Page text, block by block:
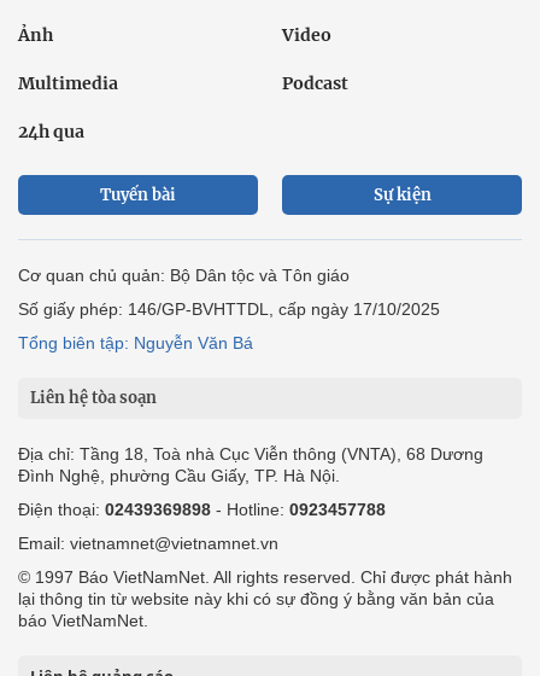
Ảnh Video
Multimedia Podcast
24h qua
Tuyến bài Sự kiện
Cơ quan chủ quản: Bộ Dân tộc và Tôn giáo
Số giấy phép: 146/GP-BVHTTDL, cấp ngày 17/10/2025
Tổng biên tập: Nguyễn Văn Bá
Liên hệ tòa soạn
Địa chỉ: Tầng 18, Toà nhà Cục Viễn thông (VNTA), 68 Dương
Đình Nghệ, phường Cầu Giấy, TP. Hà Nội.
Điện thoại: 02439369898 - Hotline: 0923457788
Email: vietnamnet@vietnamnet.vn
© 1997 Báo VietNamNet. All rights reserved. Chỉ được phát hành
lại thông tin từ website này khi có sự đồng ý bằng văn bản của
báo VietNamNet.